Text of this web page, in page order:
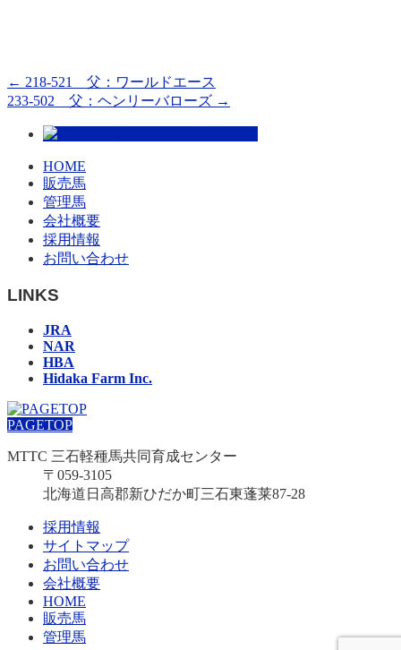
← 218-521 父：ワールドエース
233-502 父：ヘンリーバローズ →
HOME
販売馬
管理馬
会社概要
採用情報
お問い合わせ
LINKS
JRA
NAR
HBA
Hidaka Farm Inc.
PAGETOP
MTTC 三石軽種馬共同育成センター
〒059-3105
北海道日高郡新ひだか町三石東蓬莱87-28
採用情報
サイトマップ
お問い合わせ
会社概要
HOME
販売馬
管理馬